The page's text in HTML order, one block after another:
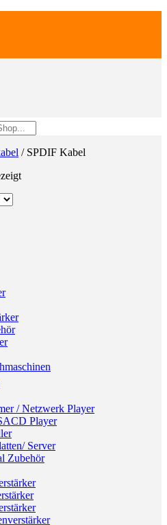
/ Netzwerk Player
Player
Server
Zubehör
/SPDIF Kabel
Nach